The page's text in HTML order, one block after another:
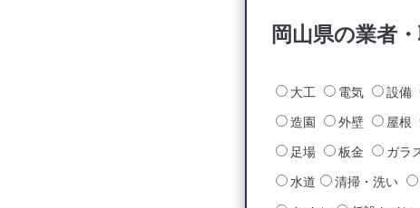
岡山県の業者
大工 電気 設備
造園
外壁 屋根
足場
板金 ガラ
水道
清掃・洗い